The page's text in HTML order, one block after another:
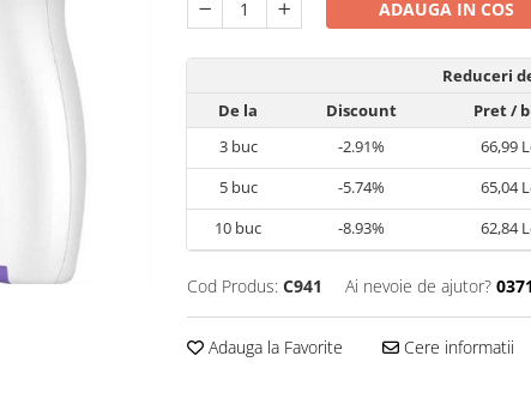
ADAUGA IN COS
Reduceri
De la
Discount Pret/
3buc -2.91% 66,99
5buc -5.74% 65,04
10 buc -8.93% 62,84
Cod Produs: C941 Ai nevoie de ajutor?
Adauga la Favorite Cere informatii